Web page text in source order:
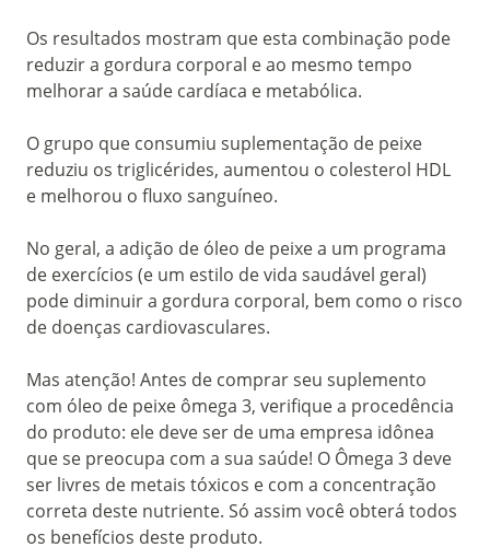
Os resultados mostram que esta combinação pode
reduzir a gordura corporal e ao mesmo tempo
melhorar a saúde cardíaca e metabólica.
O grupo que consumiu suplementação de peixe
reduziu os triglicérides, aumentou o colesterol HDL
e melhorou o fluxo sanguíneo.
No geral, a adição de óleo de peixe a um programa
de exercícios (e um estilo de vida saudável geral)
pode diminuir a gordura corporal, bem como o risco
de doenças cardiovasculares.
Mas atenção! Antes de comprar seu suplemento
com óleo de peixe ômega 3, verifique a procedência
do produto: ele deve ser de uma empresa idônea
que se preocupa com a sua saúde! O Ômega 3 deve
ser livres de metais tóxicos e com a concentração
correta deste nutriente. Só assim você obterá todos
os benefícios deste produto.